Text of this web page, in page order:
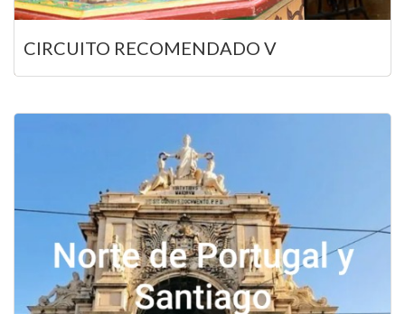
CIRCUITO RECOMENDADO V